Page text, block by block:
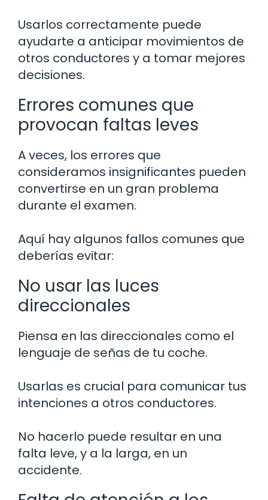
Usarlos correctamente puede
ayudarte a anticipar movimientos de
otros conductores y a tomar mejores
decisiones.
Errores comunes que
provocan faltas leves
A veces, los errores que
consideramos insignificantes pueden
convertirse en un gran problema
durante el examen.
Aquí hay algunos fallos comunes que
deberías evitar:
No usar las luces
direccionales
Piensa en las direccionales como el
lenguaje de señas de tu coche.
Usarlas es crucial para comunicar tus
intenciones a otros conductores.
No hacerlo puede resultar en una
falta leve, y a la larga, en un
accidente.